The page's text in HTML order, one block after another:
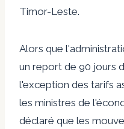
Timor-Leste.
Alors que
un report de 90 jours
l'exception des tarifs
les ministres de
déclaré que les